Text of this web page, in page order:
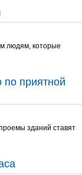
людям, которые
по приятной
зданий ставят